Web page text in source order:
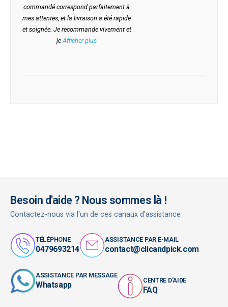
commandé correspond parfaitement à
mes attentes, et la livraison a été rapide
et soignée. Je recommande vivement et
je Afficher plus
Besoin d'aide ? Nous sommes là !
Contactez-nous via l'un de ces canaux d'assistance
TÉLÉPHONE
0479693214
ASSISTANCE PAR E-MAIL
contact@clicandpick.com
ASSISTANCE PAR MESSAGE
Whatsapp CENTRE D'AIDE
FAQ